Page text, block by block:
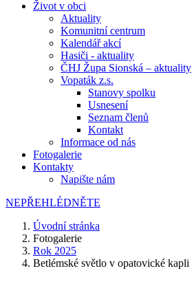
Život v obci
Aktuality
Komunitní centrum
Kalendář akcí
Hasiči - aktuality
ČHJ Župa Sionská – aktuality
Vopaták z.s.
Stanovy spolku
Usnesení
Seznam členů
Kontakt
Informace od nás
Fotogalerie
Kontakty
Napište nám
NEPŘEHLÉDNĚTE
Úvodní stránka
Fotogalerie
Rok 2025
Betlémské světlo v opatovické kapli